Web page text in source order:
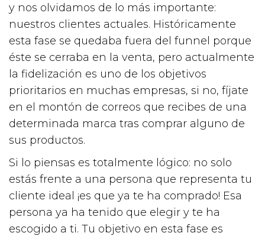
y nos olvidamos de lo más importante:
nuestros clientes actuales. Históricamente
esta fase se quedaba fuera del funnel porque
éste se cerraba en la venta, pero actualmente
la fidelización es uno de los objetivos
prioritarios en muchas empresas, si no, fíjate
en el montón de correos que recibes de una
determinada marca tras comprar alguno de
sus productos.
Si lo piensas es totalmente lógico: no solo
estás frente a una persona que representa tu
cliente ideal ¡es que ya te ha comprado! Esa
persona ya ha tenido que elegir y te ha
escogido a ti. Tu objetivo en esta fase es